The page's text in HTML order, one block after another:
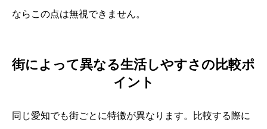
ならこの点は無視できません。
街によって異なる生活しやすさの比較ポ
イント
同じ愛知でも街ごとに特徴が異なります。比較する際に